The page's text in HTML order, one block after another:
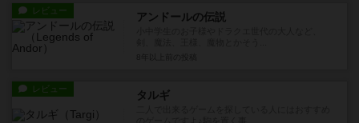
レビュー アンドールの伝説
レビュー タルギ